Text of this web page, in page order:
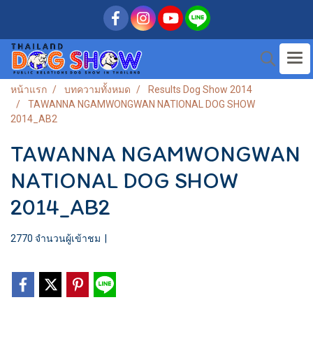
หน้าแรก บทความทั้งหมด
Results Dog Show 2014
TAWANNA NGAMWONGWAN NATIONAL DOG SHOW
2014_AB2
TAWANNA NGAMWONGWAN
NATIONAL DOG SHOW
2014_AB2
2770 จำนวนผู้เข้าชม